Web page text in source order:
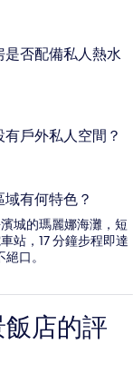
否配備私人熱水
戶外私人空間？
有何特色？
城的瑪麗娜海灘，短
站，17 分鐘步程即達
口。
店的評